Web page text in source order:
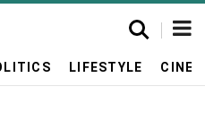
LIFESTYLE